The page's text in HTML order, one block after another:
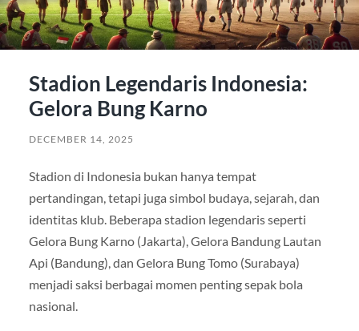
Stadion Legendaris Indonesia:
Gelora Bung Karno
DECEMBER 14, 2025
Stadion di Indonesia bukan hanya tempat
pertandingan, tetapi juga simbol budaya, sejarah, dan
identitas klub. Beberapa stadion legendaris seperti
Gelora Bung Karno (Jakarta), Gelora Bandung Lautan
Api (Bandung), dan Gelora Bung Tomo (Surabaya)
menjadi saksi berbagai momen penting sepak bola
nasional.